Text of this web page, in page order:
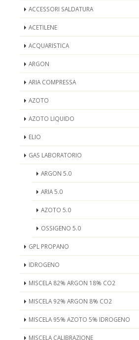
ACCESSORI SALDATURA
ACETILENE
ACQUARISTICA
ARGON
ARIA COMPRESSA
AZOTO
AZOTO LIQUIDO
ELIO
GAS LABORATORIO
ARGON 5.0
ARIA 5.0
AZOTO 5.0
OSSIGENO 5.0
GPL PROPANO
IDROGENO
MISCELA 82% ARGON 18% CO2
MISCELA 92% ARGON 8% CO2
MISCELA 95% AZOTO 5% IDROGENO
MISCELA CALIBRAZIONE